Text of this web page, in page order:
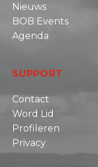
Nieuws
BOB Events
Agenda
SUPPORT
Contact
Word Lid
Profileren
Privacy